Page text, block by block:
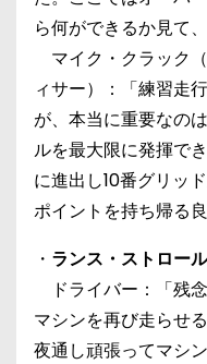
ら何ができるか見て
マイク・クラック
ィサー）：「練習走
が、本当に重要なの
ルを最大限に発揮で
に進出し10番グリッ
ポイントを持ち帰る
・ ランス・ストロール
ドライバー：「残
マシンを再び走らせ
夜通し頑張ってマシ